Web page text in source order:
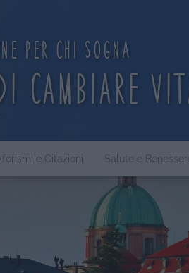
per chi sogna
cambiare
e Citazioni Salute e